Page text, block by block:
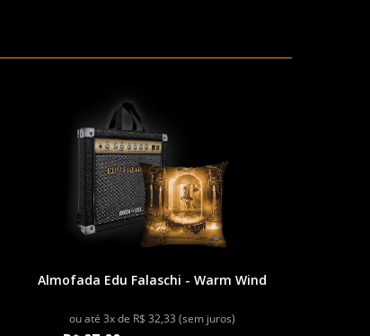
Almofada Edu Falaschi - Warm Wind
ou até 3x de R$ 32,33 (sem juros)